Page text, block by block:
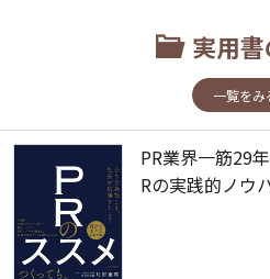
実用
一覧をみ
PR業界一筋29
Rの実践的ノウ